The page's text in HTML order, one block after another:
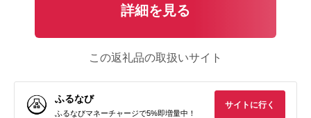
詳細を見る
この返礼品の取扱いサイト
ふるなび
ふるなびマネーチャージで5%即増量中！
サイトに行く